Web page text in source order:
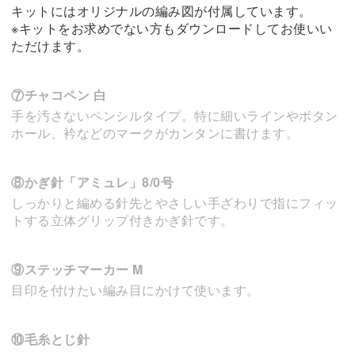
キットにはオリジナルの編み図が付属しています。
※キットをお求めでない方もダウンロードしてお使いい
ただけます。
⑦チャコペン 白
手を汚さないペンシルタイプ。特に細いラインやボタン
ホール、衿などのマークがカンタンに書けます。
⑧かぎ針「アミュレ」8/0号
しっかりと編める針先とやさしい手ざわりで指にフィッ
トする立体グリップ付きかぎ針です。
⑨ステッチマーカー M
目印を付けたい編み目にかけて使います。
⑩毛糸とじ針